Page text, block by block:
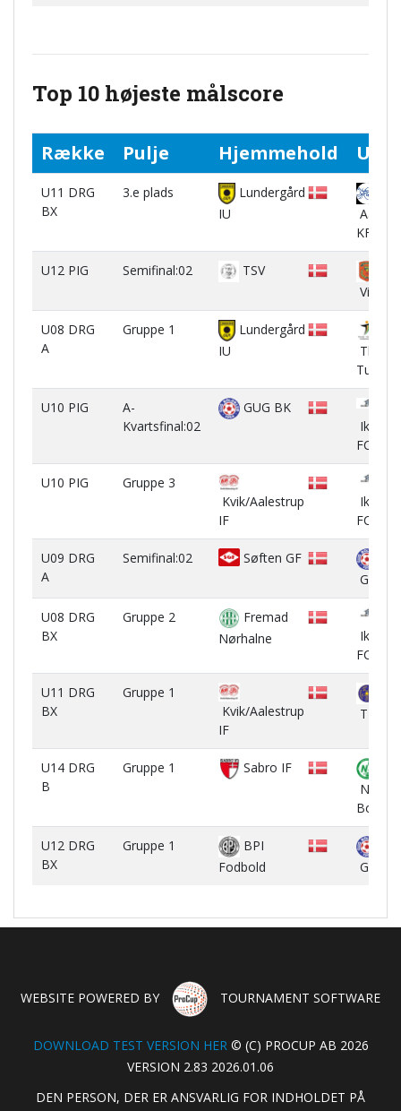
Top 10 højeste målscore
Række Pulje Hjemmehold
U11 DRG
BX
3.e plads
Lundergård
IU
KFUM
U12 PIG Semifinal:02
TSV
U08 DRG
A
Gruppe 1
Lundergård
IU
U10 PIG
A-
Kvartsfinal:02
GUG BK
Ikast
FC 2
U10 PIG
Gruppe 3
Kvik/Aalestrup
IF
Ikast
FC 2
U09 DRG
A
Semifinal:02
Søften GF
GUG
U08 DRG
BX
Gruppe 2
Fremad
Nørhalne
Ikast
FC
U11 DRG
BX
Gruppe 1
Kvik/Aalestrup
IF
TRIF
U14 DRG
B
Gruppe 1
Sabro IF
Nibe
U12 DRG
BX
Gruppe 1
BPI
Fodbold
GUG
WEBSITE POWERED BY TOURNAMENT SOFTWARE
DOWNLOAD TEST VERSION HER© (C) PROCUP AB 2026
VERSION 2.83 2026.01.06
DEN PERSON, DER ER ANSVARLIG FOR INDHOLDET PÅ